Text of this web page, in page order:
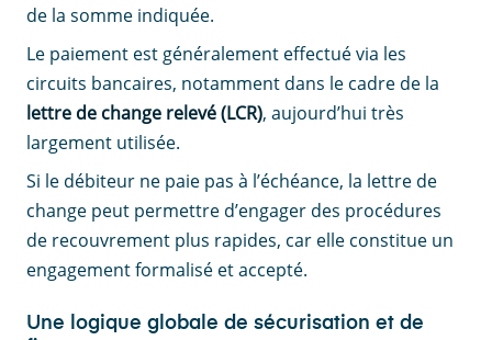
de la somme indiquée.
Le paiement est généralement effectué via les
circuits bancaires, notamment dans le cadre de la
lettre de change relevé (LCR), aujourd’hui très
largement utilisée.
Si le débiteur ne paie pas à l’échéance, la lettre de
change peut permettre d’engager des procédures
de recouvrement plus rapides, car elle constitue un
engagement formalisé et accepté.
Une logique globale de sécurisation et de